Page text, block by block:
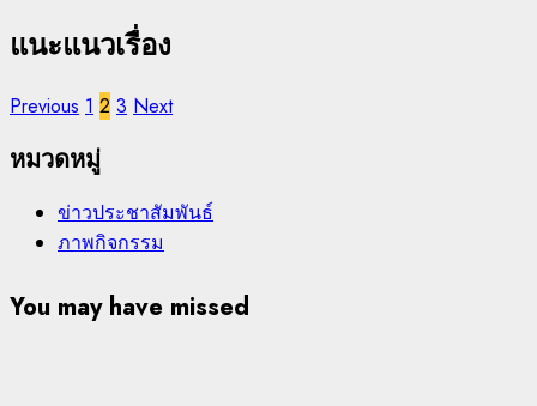
แนะแนวเรื่อง
Previous 1 2 3 Next
หมวดหมู่
ข่าวประชาสัมพันธ์
ภาพกิจกรรม
You may have missed